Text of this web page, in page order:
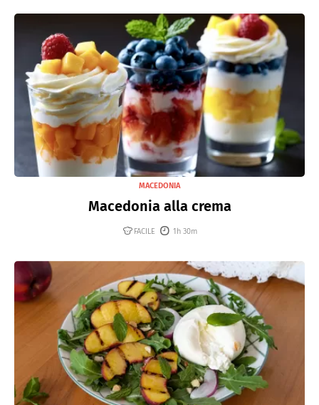
MACEDONIA
Macedonia alla crema
FACILE 1h 30m